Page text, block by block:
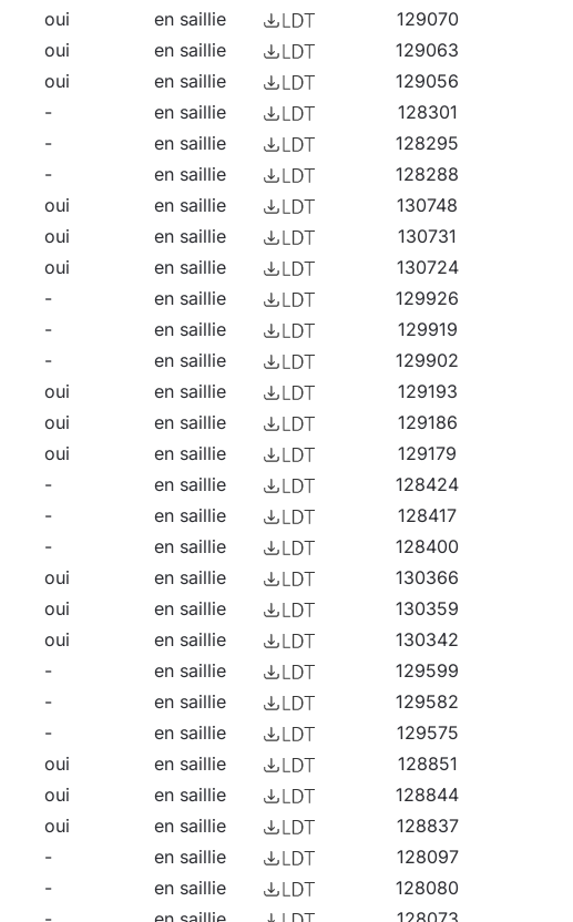
oui en saillie
129070
oui en saillie
129063
oui en saillie
129056
- en saillie
128301
- en saillie
128295
- en saillie
128288
oui en saillie
130748
oui en saillie
130731
oui en saillie
130724
- en saillie
129926
- en saillie
129919
- en saillie
129902
oui en saillie
129193
oui en saillie
129186
oui en saillie
129179
- en saillie
128424
- en saillie
128417
- en saillie
128400
oui en saillie
130366
oui en saillie
130359
oui en saillie
130342
- en saillie
129599
- en saillie
129582
- en saillie
129575
oui en saillie
128851
oui en saillie
128844
oui en saillie
128837
- en saillie
128097
- en saillie
128080